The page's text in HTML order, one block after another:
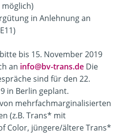
in Anlehnung an
bis 15. November 2019
an info@bv-trans.de Die
sind für den 22.
in Berlin geplant.
mehrfachmarginalisierten
(z.B. Trans* mit
Color, jüngere/ältere Trans*